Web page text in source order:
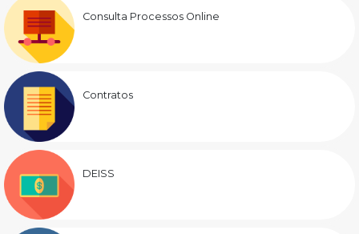
Consulta Processos Online
Contratos
DEISS